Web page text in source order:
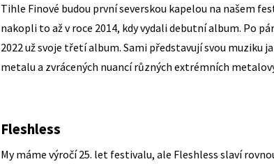
Tihle Finové budou první severskou kapelou na našem
nakopli to až v roce 2014, kdy vydali debutní album. Po
2022 už svoje třetí album. Sami představují svou muziku
metalu a zvrácených nuancí různých extrémních
Fleshless
My máme výročí 25. let festivalu, ale Fleshless slaví